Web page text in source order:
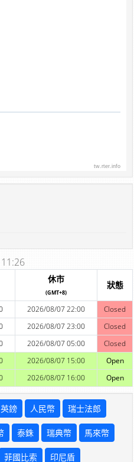
tw.rter.info
休市
(GMT+8)
狀態
2026/08/07 22:00
Closed
2026/08/07 23:00
Closed
2026/08/07 05:00
Closed
2026/08/07 15:00
Open
2026/08/07 16:00 Open
英鎊 人民幣 瑞士法郎
泰銖 瑞典幣 馬來幣
菲國比索 印尼盾